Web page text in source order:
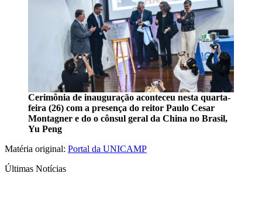
Cerimônia de inauguração aconteceu nesta quarta-
feira (26) com a presença do reitor Paulo Cesar
Montagner e do o cônsul geral da China no Brasil,
Yu Peng
Matéria original: Portal da UNICAMP
Últimas Notícias